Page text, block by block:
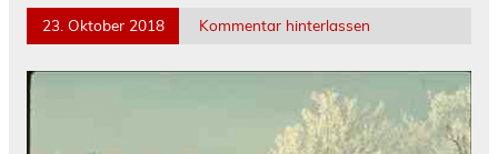
23. Oktober 2018 Kommentar hinterlassen